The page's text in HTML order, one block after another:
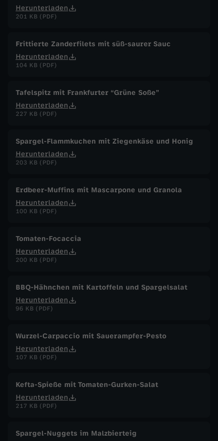
Herunterladen
201 KB (PDF)
Frittierte Zanderfilets mit süß-saurer Sauc
Herunterladen
104 KB (PDF)
Tafelspitz mit Frankfurter “Grüne Soße”
Herunterladen
227 KB (PDF)
Spargel-Flammkuchen mit Ziegenkäse und Honig
Herunterladen
203 KB (PDF)
Erdbeer-Muffins mit Mascarpone und Granola
Herunterladen
100 KB (PDF)
Tomaten-Focaccia
Herunterladen
200 KB (PDF)
BBQ-Hähnchen mit Kartoffeln und Spargelsalat
Herunterladen
96 KB (PDF)
Wurzel-Carpaccio mit Sauerampfer-Pesto
Herunterladen
107 KB (PDF)
Kefta-Spieße mit Tomaten-Gurken-Salat
Herunterladen
217 KB (PDF)
Spargel-Nuggets im Malzbierteig